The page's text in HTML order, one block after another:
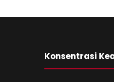
Konsentrasi